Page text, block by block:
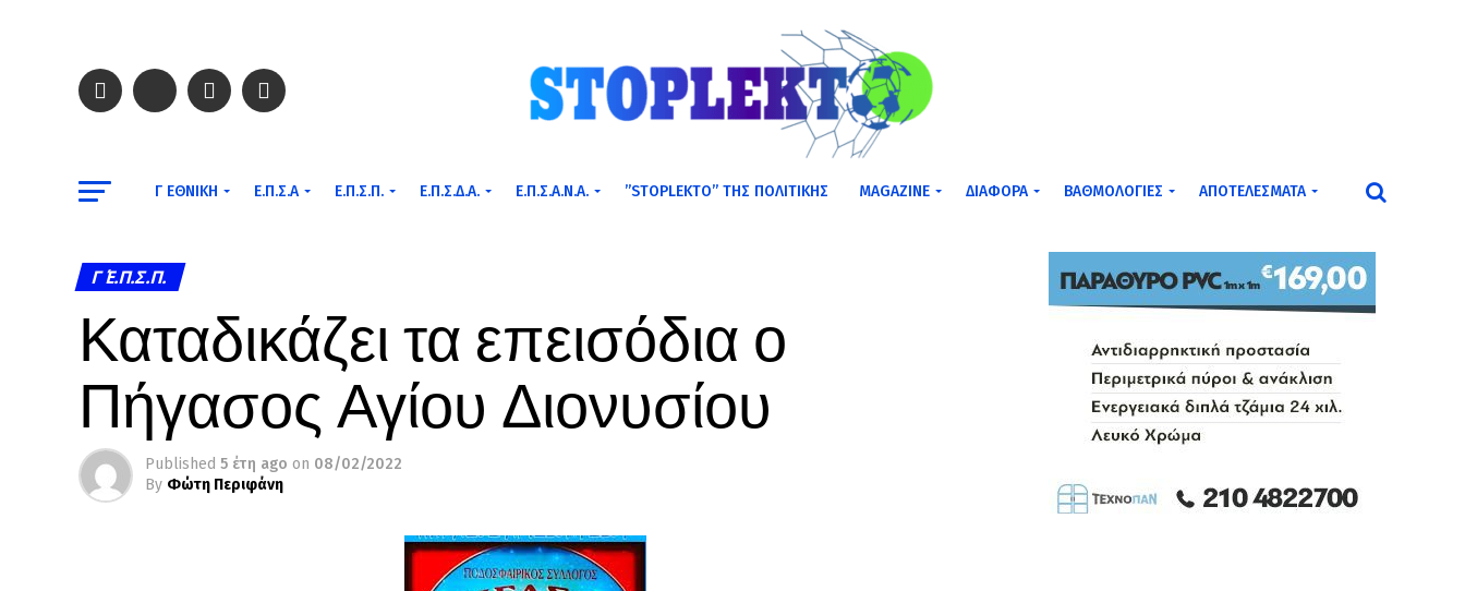
Γ ΕΘΝΙΚΉ Ε.Π.Σ.Α Ε.Π.Σ.Π. Ε.Π.Σ.Δ.Α. Ε.Π.Σ.Α.Ν.Α. ”STOPLEKTO” ΤΗΣ ΠΟΛΙΤΙΚΗΣ MAGAZINE ΔΙΆΦΟΡΑ ΒΑΘΜΟΛΟΓΊΕΣ ΑΠΟΤΕΛΈΣΜΑΤΑ
Γ΄ Ε.Π.Σ.Π.
Καταδικάζει τα επεισόδια ο
Πήγασος Αγίου Διονυσίου
Published 5 έτη ago on 08/02/2022
By Φώτη Περιφάνη